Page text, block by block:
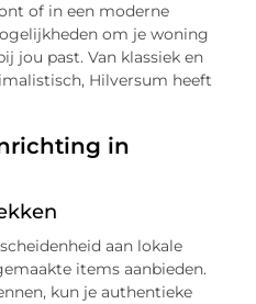
of in een moderne
om je woning
jou past. Van klassiek en
Hilversum heeft
in
aan lokale
items aanbieden.
kun je authentieke